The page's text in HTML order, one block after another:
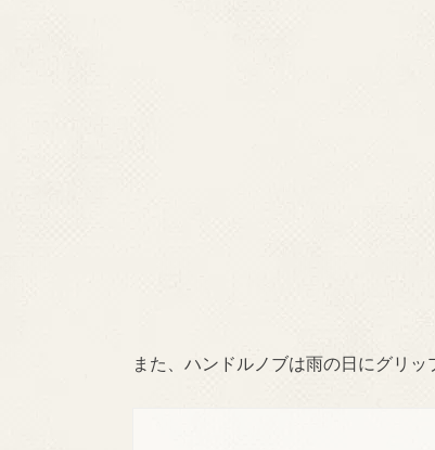
また、ハンドルノブは雨の日にグリ